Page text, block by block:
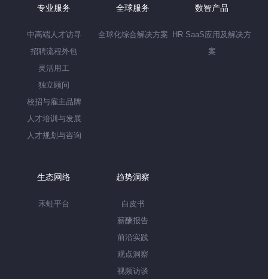
专业服务
中高端人才访寻
招聘流程外包
灵活用工
独立顾问
校招与雇主品牌
人才培训与发展
人才规划与咨询
全球服务
全球化综合解决方案
数智产品
HR SaaS应用及解决方
案
生态网络
禾蛙平台
趋势洞察
白皮书
薪酬报告
前沿实践
观点洞察
视频访谈